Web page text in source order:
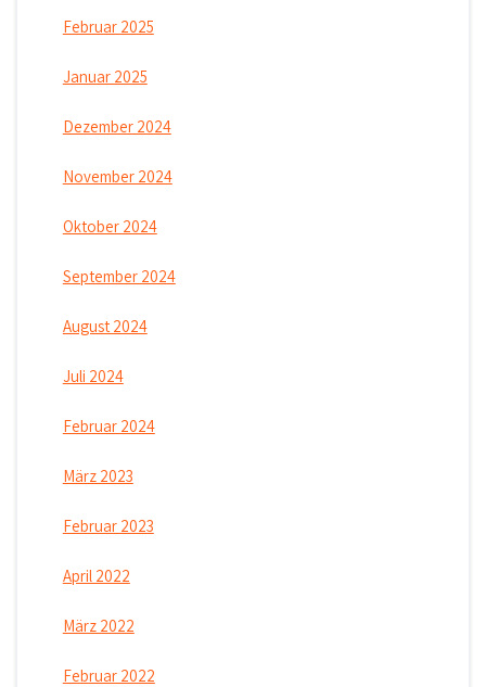
Februar 2025
Januar 2025
Dezember 2024
November 2024
Oktober 2024
September 2024
August 2024
Juli 2024
Februar 2024
März 2023
Februar 2023
April 2022
März 2022
Februar 2022